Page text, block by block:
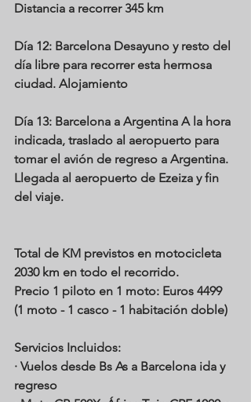
Distancia a recorrer 345 km
Día 12: Barcelona Desayuno y resto del
día libre para recorrer esta hermosa
ciudad. Alojamiento
Día 13: Barcelona a Argentina A la hora
indicada, traslado al aeropuerto para
tomar el avión de regreso a Argentina.
Llegada al aeropuerto de Ezeiza y fin
del viaje.
Total de KM previstos en motocicleta
2030 km en todo el recorrido.
Precio 1 piloto en 1 moto: Euros 4499
(1 moto - 1 casco - 1 habitación doble)
Servicios Incluidos:
· Vuelos desde Bs As a Barcelona ida y
regreso